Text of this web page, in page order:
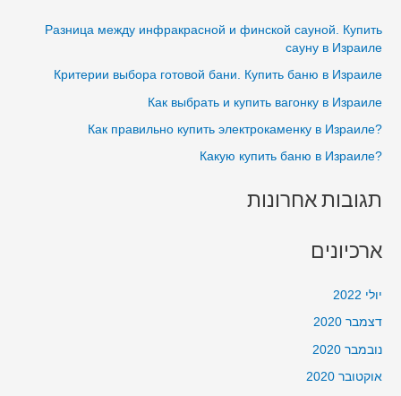
בשלומי
בבית
:
Разница между инфракрасной и финской сауной. Купить
сауну в Израиле
Критерии выбора готовой бани. Купить баню в Израиле
Как выбрать и купить вагонку в Израиле
?Как правильно купить электрокаменку в Израиле
?Какую купить баню в Израиле
תגובות אחרונות
ארכיונים
יולי 2022
דצמבר 2020
נובמבר 2020
אוקטובר 2020